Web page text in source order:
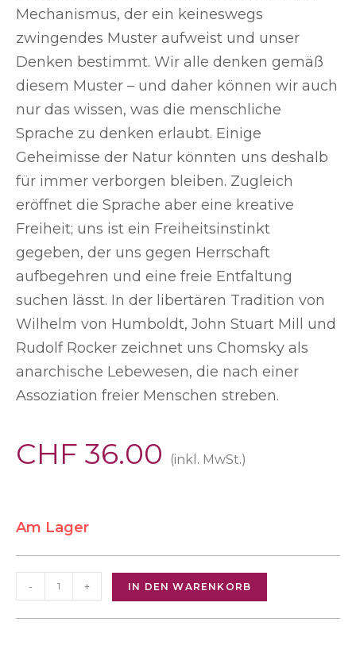
Mechanismus, der ein keineswegs
zwingendes Muster aufweist und unser
Denken bestimmt. Wir alle denken gemäß
diesem Muster – und daher können wir auch
nur das wissen, was die menschliche
Sprache zu denken erlaubt. Einige
Geheimisse der Natur könnten uns deshalb
für immer verborgen bleiben. Zugleich
eröffnet die Sprache aber eine kreative
Freiheit; uns ist ein Freiheitsinstinkt
gegeben, der uns gegen Herrschaft
aufbegehren und eine freie Entfaltung
suchen lässt. In der libertären Tradition von
Wilhelm von Humboldt, John Stuart Mill und
Rudolf Rocker zeichnet uns Chomsky als
anarchische Lebewesen, die nach einer
Assoziation freier Menschen streben.
CHF 36.00 (inkl. MwSt.)
Am Lager
- + IN DEN WARENKORB